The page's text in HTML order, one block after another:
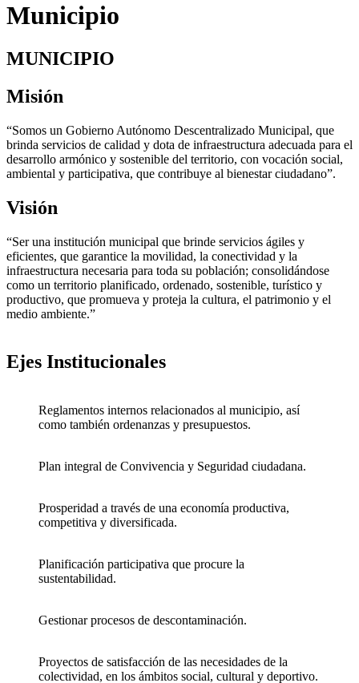
Municipio
MUNICIPIO
Misión
“Somos un Gobierno Autónomo Descentralizado Municipal, que
brinda servicios de calidad y dota de infraestructura adecuada para el
desarrollo armónico y sostenible del territorio, con vocación social,
ambiental y participativa, que contribuye al bienestar ciudadano”.
Visión
“Ser una institución municipal que brinde servicios ágiles y
eficientes, que garantice la movilidad, la conectividad y la
infraestructura necesaria para toda su población; consolidándose
como un territorio planificado, ordenado, sostenible, turístico y
productivo, que promueva y proteja la cultura, el patrimonio y el
medio ambiente.”
Ejes Institucionales
Reglamentos internos relacionados al municipio, así
como también ordenanzas y presupuestos.
Plan integral de Convivencia y Seguridad ciudadana.
Prosperidad a través de una economía productiva,
competitiva y diversificada.
Planificación participativa que procure la
sustentabilidad.
Gestionar procesos de descontaminación.
Proyectos de satisfacción de las necesidades de la
colectividad, en los ámbitos social, cultural y deportivo.